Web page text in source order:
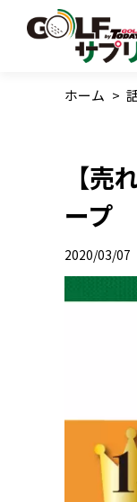
ホーム >
【
ープ
2020/03/07